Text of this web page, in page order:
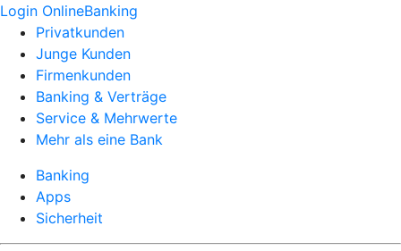
Login OnlineBanking
Privatkunden
Junge Kunden
Firmenkunden
Banking & Verträge
Service & Mehrwerte
Mehr als eine Bank
Banking
Apps
Sicherheit